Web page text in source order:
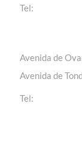
Tel:
Avenida de
Avenida de
Tel: